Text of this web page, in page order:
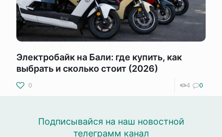
Электробайк на Бали: где купить, как
выбрать и сколько стоит (2026)
0 4 0
Подписывайся на наш новостной
телеграмм канал